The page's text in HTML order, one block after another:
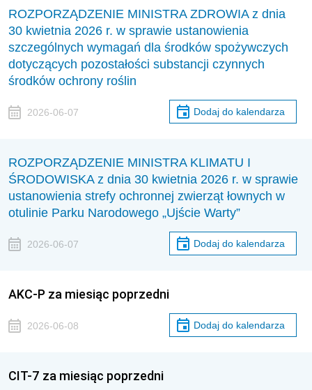
ROZPORZĄDZENIE MINISTRA ZDROWIA z dnia
30 kwietnia 2026 r. w sprawie ustanowienia
szczególnych wymagań dla środków spożywczych
dotyczących pozostałości substancji czynnych
środków ochrony roślin
2026-06-07 Dodaj do kalendarza
ROZPORZĄDZENIE MINISTRA KLIMATU I
ŚRODOWISKA z dnia 30 kwietnia 2026 r. w sprawie
ustanowienia strefy ochronnej zwierząt łownych w
otulinie Parku Narodowego „Ujście Warty”
2026-06-07 Dodaj do kalendarza
AKC-P za miesiąc poprzedni
2026-06-08 Dodaj do kalendarza
CIT-7 za miesiąc poprzedni